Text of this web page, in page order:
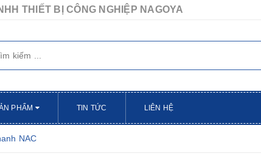
THIẾT BỊ CÔNG NGHIỆP NAGOYA
PHẨM TIN TỨC LIÊN HỆ
NAC